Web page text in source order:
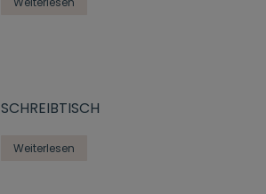
SCHREIBTISCH
Weiterlesen